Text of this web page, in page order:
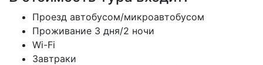
Проезд автобусом/микроавтобусом
Проживание 3 дня/2 ночи
Wi-Fi
Завтраки